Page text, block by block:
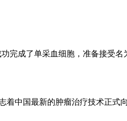
完成了单采血细胞，准备接受名
中国最新的肿瘤治疗技术正式